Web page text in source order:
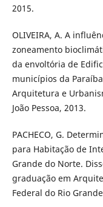
2015.
OLIVEIRA, A. A
zoneamento
da envoltória de
municípios da
Arquitetura e
João Pessoa, 2013.
PACHECO, G.
para Habitação de
Grande do Norte.
graduação em
Federal do Rio